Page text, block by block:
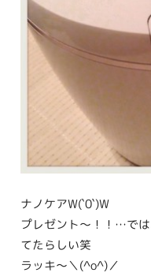
ナノケアW(`0`)W
プレゼント〜！！…で
てたらしい笑
ラッキ〜＼(^o^)／